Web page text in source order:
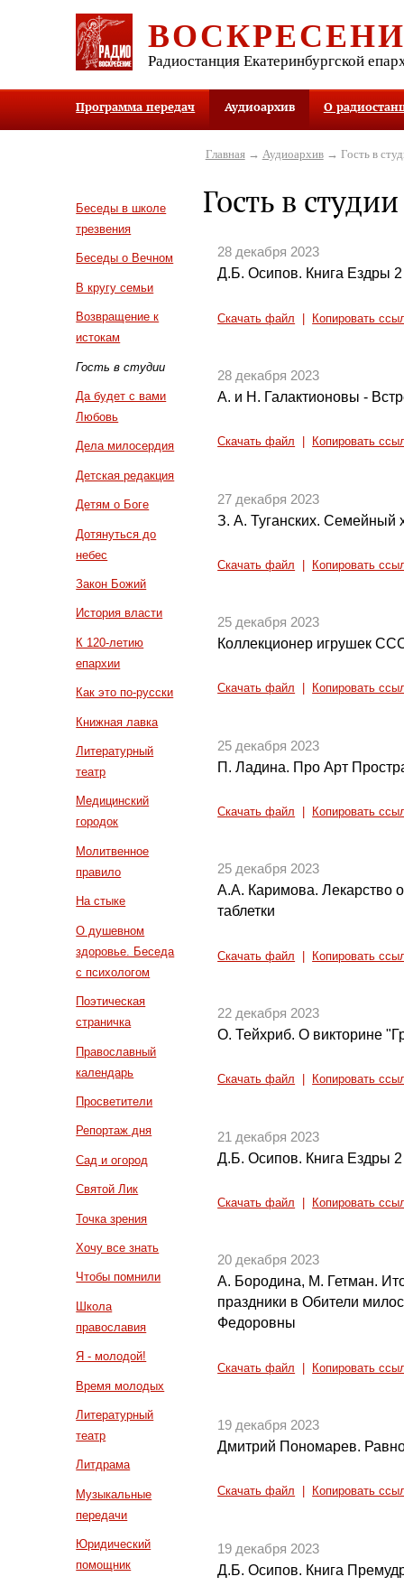
Радиостанция Екатеринбургской
Программа передач Аудиоархив О
Беседы в школе
трезвения
Беседы о Вечном
В кругу семьи
Возвращение к
истокам
Гость в студии
Да будет с вами
Любовь
Дела милосердия
Детская редакция
Детям о Боге
Дотянуться до
небес
Закон Божий
История власти
К 120-летию
епархии
Как это по-русски
Книжная лавка
Литературный
театр
Медицинский
городок
Молитвенное
правило
На стыке
О душевном
здоровье. Беседа
с психологом
Поэтическая
страничка
Православный
календарь
Просветители
Репортаж дня
Сад и огород
Святой Лик
Точка зрения
Хочу все знать
Чтобы помнили
Школа
православия
Я - молодой!
Время молодых
Литературный
театр
Литдрама
Музыкальные
передачи
Юридический
помощник
Главная→ Аудиоархив→ Гость в
Гость в студии
28 декабря 2023
Д.Б. Осипов. Книга Ездры 2
Скачать файл Копировать
28 декабря 2023
А. и Н. Галактионовы -
Скачать файл Копировать
27 декабря 2023
З. А. Туганских. Семейный
Скачать файл Копировать
25 декабря 2023
Коллекционер игрушек
Скачать файл Копировать
25 декабря 2023
П. Ладина. Про Арт
Скачать файл Копировать
25 декабря 2023
А.А. Каримова. Лекарство
таблетки
Скачать файл Копировать
22 декабря 2023
О. Тейхриб. О викторине
Скачать файл Копировать
21 декабря 2023
Д.Б. Осипов. Книга Ездры 2
Скачать файл Копировать
20 декабря 2023
А. Бородина, М. Гетман.
праздники в Обители
Федоровны
Скачать файл Копировать
19 декабря 2023
Дмитрий Пономарев.
Скачать файл Копировать
19 декабря 2023
Д.Б. Осипов. Книга